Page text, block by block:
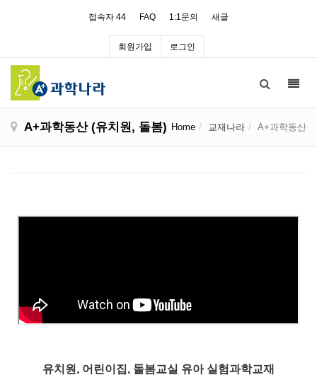
접속자 44 FAQ 1:1문의 새글
회원가입 로그인
A+과학동산 (유치원, 돌봄) Home 교재나라 A+과학동산
유치원, 어린이집, 돌봄교실 유아 실험과학교재